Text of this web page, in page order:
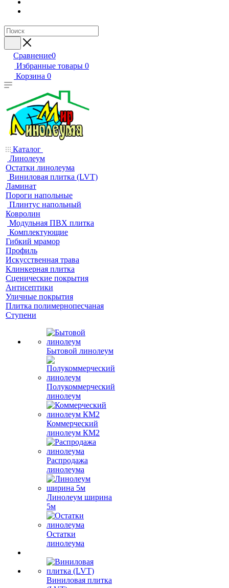
Сравнение0
Избранные товары 0
Корзина 0
Каталог
Линолеум
Остатки линолеума
Виниловая плитка (LVT)
Ламинат
Пороги напольные
Плинтус напольный
Ковролин
Модульная ПВХ плитка
Комплектующие
Гибкий мрамор
Профиль
Искусственная трава
Клинкерная плитка
Сценические покрытия
Антисептики
Уличные покрытия
Плитка полимернопесчаная
Ступени
Бытовой линолеум
Полукоммерческий
линолеум
Коммерческий
линолеум КМ2
Распродажа
линолеума
Линолеум ширина
5м
Остатки
линолеума
Виниловая плитка